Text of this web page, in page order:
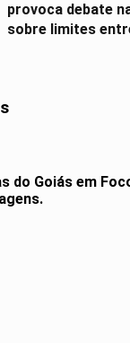
provoca debate
sobre limites
do Goiás em